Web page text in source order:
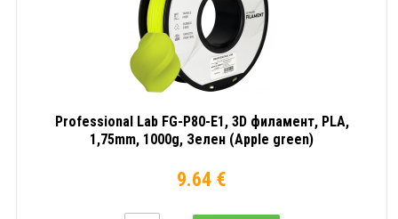
Professional Lab FG-P80-E1, 3D филамент, PLA,
1,75mm, 1000g, Зелен (Apple green)
9.64 €